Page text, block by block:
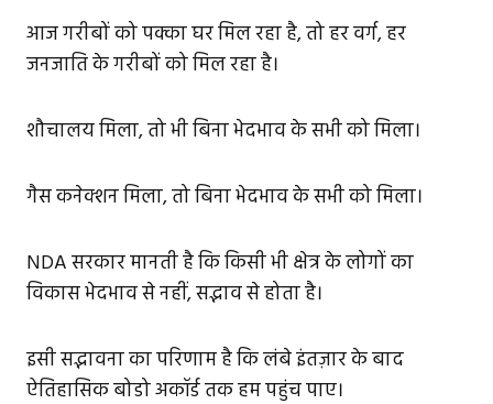
आज गरीबों को पक्का घर मिल रहा है, तो हर वर्ग, हर
जनजाति के गरीबों को मिल रहा है।
शौचालय मिला, तो भी बिना भेदभाव के सभी को मिला।
गैस कनेक्शन मिला, तो बिना भेदभाव के सभी को मिला।
NDA सरकार मानती है कि किसी भी क्षेत्र के लोगों का
विकास भेदभाव से नहीं, सद्भाव से होता है।
इसी सद्भावना का परिणाम है कि लंबे इंतज़ार के बाद
ऐतिहासिक बोडो अकॉर्ड तक हम पहुंच पाए।